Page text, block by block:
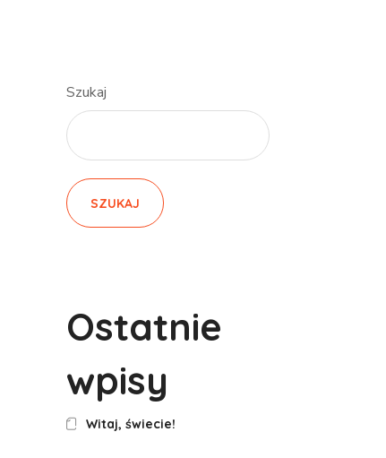
Szukaj
SZUKAJ
Ostatnie
wpisy
Witaj, świecie!